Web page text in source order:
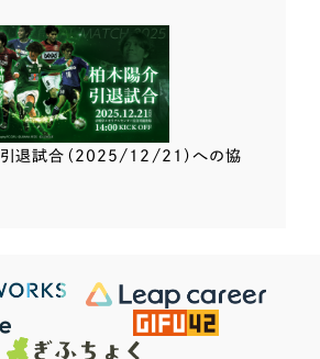
引退試合（2025/12/21）への協